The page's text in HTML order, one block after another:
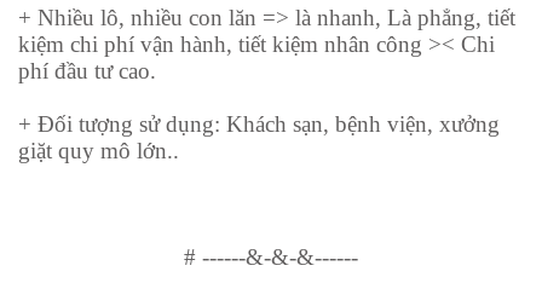
+ Nhiều lô, nhiều con lăn => là nhanh, Là phẳng, tiết
kiệm chi phí vận hành, tiết kiệm nhân công >< Chi
phí đầu tư cao.
+ Đối tượng sử dụng: Khách sạn, bệnh viện, xưởng
giặt quy mô lớn..
# ------&-&-&------